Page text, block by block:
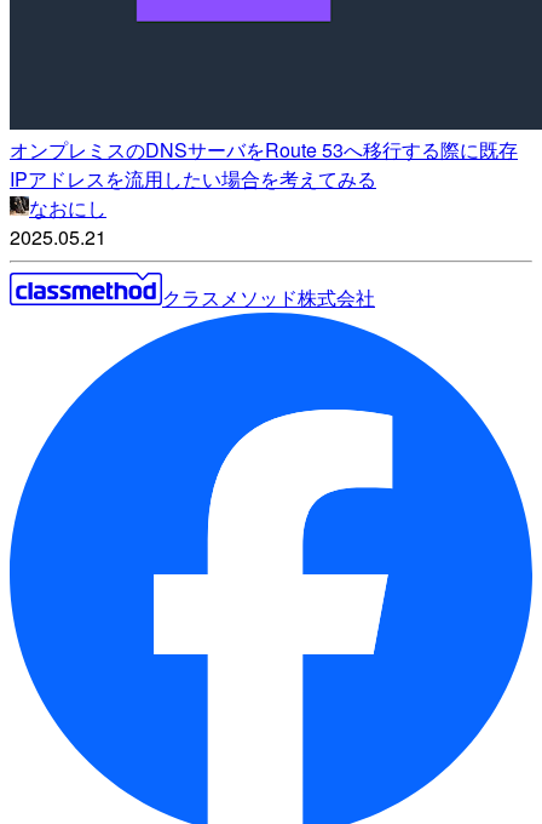
オンプレミスのDNSサーバをRoute 53へ移行する際に既存
IPアドレスを流用したい場合を考えてみる
なおにし
2025.05.21
クラスメソッド株式会社